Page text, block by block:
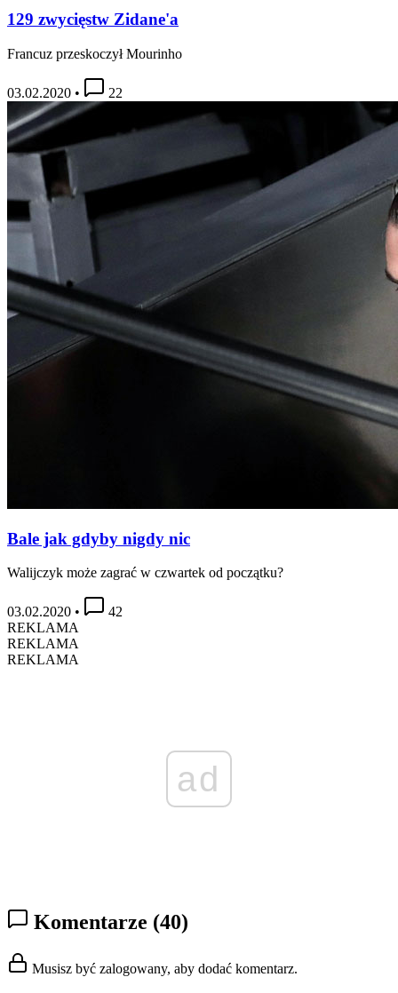
129 zwycięstw Zidane'a
Francuz przeskoczył Mourinho
03.02.2020 • 22
Bale jak gdyby nigdy nic
Walijczyk może zagrać w czwartek od początku?
03.02.2020 •
42
REKLAMA
REKLAMA
REKLAMA
ad
Komentarze (40)
Musisz być zalogowany, aby dodać komentarz.